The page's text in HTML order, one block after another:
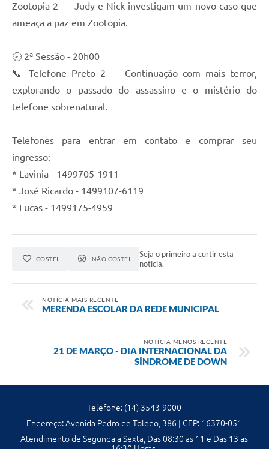
Contas Públicas
Telefones Úteis
Sic
Notícias
Contato
Zootopia 2 — Judy e Nick investigam um novo caso que
ameaça a paz em Zootopia.
🕣 2ª Sessão - 20h00
📞 Telefone Preto 2 — Continuação com mais terror,
explorando o passado do assassino e o mistério do
telefone sobrenatural.
Telefones para entrar em contato e comprar seu
ingresso:
* Lavinia - 1499705-1911
* José Ricardo - 1499107-6119
* Lucas - 1499175-4959
GOSTEI NÃO GOSTEI
Seja o primeiro a curtir esta
notícia.
NOTÍCIA MAIS RECENTE
MERENDA ESCOLAR DA REDE MUNICIPAL
NOTÍCIA MENOS RECENTE
21 DE MARÇO - DIA INTERNACIONAL DA
SÍNDROME DE DOWN
Telefone: (14) 3543-9000
Endereço: Avenida Pedro de Toledo, 386 | CEP: 16370-051
Atendimento de Segunda a Sexta, Das 08:30 as 11 e Das 13 as